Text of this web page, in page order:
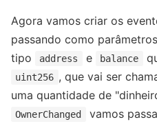
Agora vamos criar os
passando como parâmetros
tipo
address e balance
uint256 , que vai ser
uma quantidade de
OwnerChanged vamos